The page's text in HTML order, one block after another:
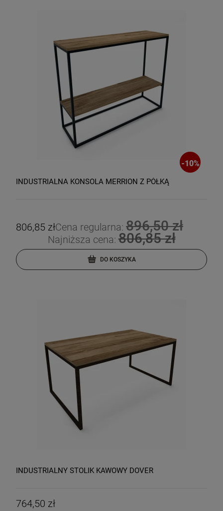
-10%
INDUSTRIALNA KONSOLA MERRION Z PÓŁKĄ
806,85 złCena regularna: 896,50 zł
Najniższa cena:806,85 zł
DO KOSZYKA
INDUSTRIALNY STOLIK KAWOWY DOVER
764,50 zł